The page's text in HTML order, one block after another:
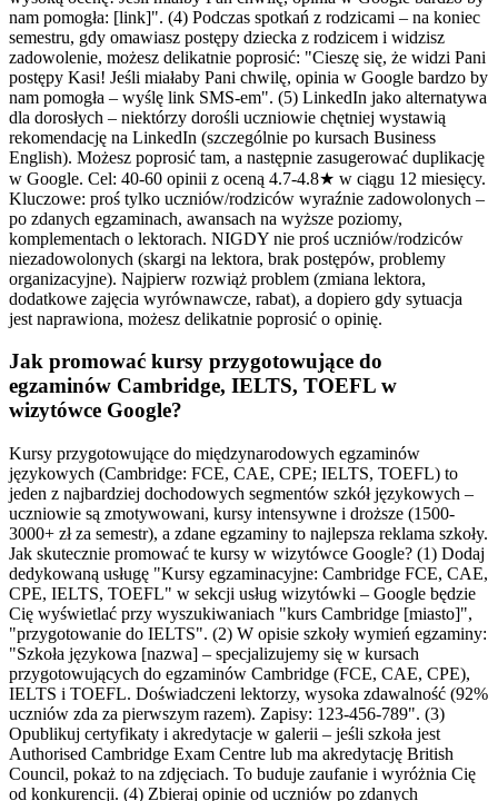
nam pomogła: [link]". (4) Podczas spotkań z rodzicami – na koniec
semestru, gdy omawiasz postępy dziecka z rodzicem i widzisz
zadowolenie, możesz delikatnie poprosić: "Cieszę się, że widzi Pani
postępy Kasi! Jeśli miałaby Pani chwilę, opinia w Google bardzo by
nam pomogła – wyślę link SMS-em". (5) LinkedIn jako alternatywa
dla dorosłych – niektórzy dorośli uczniowie chętniej wystawią
rekomendację na LinkedIn (szczególnie po kursach Business
English). Możesz poprosić tam, a następnie zasugerować duplikację
w Google. Cel: 40-60 opinii z oceną 4.7-4.8★ w ciągu 12 miesięcy.
Kluczowe: proś tylko uczniów/rodziców wyraźnie zadowolonych –
po zdanych egzaminach, awansach na wyższe poziomy,
komplementach o lektorach. NIGDY nie proś uczniów/rodziców
niezadowolonych (skargi na lektora, brak postępów, problemy
organizacyjne). Najpierw rozwiąż problem (zmiana lektora,
dodatkowe zajęcia wyrównawcze, rabat), a dopiero gdy sytuacja
jest naprawiona, możesz delikatnie poprosić o opinię.
Jak promować kursy przygotowujące do
egzaminów Cambridge, IELTS, TOEFL w
wizytówce Google?
Kursy przygotowujące do międzynarodowych egzaminów
językowych (Cambridge: FCE, CAE, CPE; IELTS, TOEFL) to
jeden z najbardziej dochodowych segmentów szkół językowych –
uczniowie są zmotywowani, kursy intensywne i droższe (1500-
3000+ zł za semestr), a zdane egzaminy to najlepsza reklama szkoły.
Jak skutecznie promować te kursy w wizytówce Google? (1) Dodaj
dedykowaną usługę "Kursy egzaminacyjne: Cambridge FCE, CAE,
CPE, IELTS, TOEFL" w sekcji usług wizytówki – Google będzie
Cię wyświetlać przy wyszukiwaniach "kurs Cambridge [miasto]",
"przygotowanie do IELTS". (2) W opisie szkoły wymień egzaminy:
"Szkoła językowa [nazwa] – specjalizujemy się w kursach
przygotowujących do egzaminów Cambridge (FCE, CAE, CPE),
IELTS i TOEFL. Doświadczeni lektorzy, wysoka zdawalność (92%
uczniów zda za pierwszym razem). Zapisy: 123-456-789". (3)
Opublikuj certyfikaty i akredytacje w galerii – jeśli szkoła jest
Authorised Cambridge Exam Centre lub ma akredytację British
Council, pokaż to na zdjęciach. To buduje zaufanie i wyróżnia Cię
od konkurencji. (4) Zbieraj opinie od uczniów po zdanych